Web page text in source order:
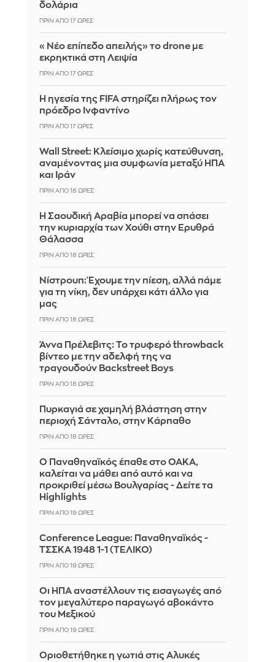
δολάρια
ΠΡΙΝ ΑΠΌ 17 ΏΡΕΣ
«Νέο επίπεδο απειλής» το drone με
εκρηκτικά στη Λειψία
ΠΡΙΝ ΑΠΌ 17 ΏΡΕΣ
Η ηγεσία της FIFA στηρίζει πλήρως τον
πρόεδρο Ινφαντίνο
ΠΡΙΝ ΑΠΌ 17 ΏΡΕΣ
Wall Street: Κλείσιμο χωρίς κατεύθυνση,
αναμένοντας μια συμφωνία μεταξύ ΗΠΑ
και Ιράν
ΠΡΙΝ ΑΠΌ 18 ΏΡΕΣ
Η Σαουδική Αραβία μπορεί να σπάσει
την κυριαρχία των Χούθι στην Ερυθρά
Θάλασσα
ΠΡΙΝ ΑΠΌ 18 ΏΡΕΣ
Νίστρουπ: Έχουμε την πίεση, αλλά πάμε
για τη νίκη, δεν υπάρχει κάτι άλλο για
μας
ΠΡΙΝ ΑΠΌ 18 ΏΡΕΣ
Άννα Πρέλεβιτς: Το τρυφερό throwback
βίντεο με την αδελφή της να
τραγουδούν Backstreet Boys
ΠΡΙΝ ΑΠΌ 18 ΏΡΕΣ
Πυρκαγιά σε χαμηλή βλάστηση στην
περιοχή Σάνταλο, στην Κάρπαθο
ΠΡΙΝ ΑΠΌ 18 ΏΡΕΣ
Ο Παναθηναϊκός έπαθε στο ΟΑΚΑ,
καλείται να μάθει από αυτό και να
προκριθεί μέσω Βουλγαρίας - Δείτε τα
Highlights
ΠΡΙΝ ΑΠΌ 19 ΏΡΕΣ
Conference League: Παναθηναϊκός -
ΤΣΣΚΑ 1948 1-1 (ΤΕΛΙΚΟ)
ΠΡΙΝ ΑΠΌ 19 ΏΡΕΣ
Οι ΗΠΑ αναστέλλουν τις εισαγωγές από
τον μεγαλύτερο παραγωγό αβοκάντο
του Μεξικού
ΠΡΙΝ ΑΠΌ 19 ΏΡΕΣ
Οριοθετήθηκε η γωτιά στις Αλυκές